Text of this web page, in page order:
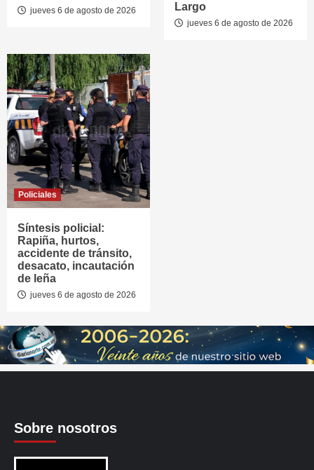
jueves 6 de agosto de 2026
Largo
jueves 6 de agosto de 2026
Policiales
Síntesis policial:
Rapiña, hurtos,
accidente de tránsito,
desacato, incautación
de leña
jueves 6 de agosto de 2026
Sobre nosotros